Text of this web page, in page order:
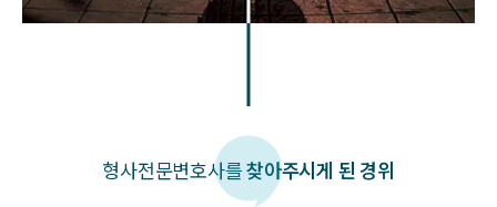
형사전문변호사를찾아주시게 된 경위